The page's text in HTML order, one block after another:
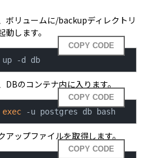
ボリュームに/backupディレクトリ
します。
COPY CODE
up -d db
のコンテナ内に入ります。
COPY CODE
exec -u postgres db bash
ップファイルを取得します。
COPY CODE